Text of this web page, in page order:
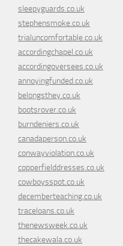
sleepyguards.co.uk
stephensmoke.co.uk
trialuncomfortable.co.uk
accordingchapel.co.uk
accordingoversees.co.uk
annoyingfunded.co.uk
belongsthey.co.uk
bootsrover.co.uk
burndeniers.co.uk
canadaperson.co.uk
conwayviolation.co.uk
copperfielddresses.co.uk
cowboysspot.co.uk
decemberteaching.co.uk
traceloans.co.uk
thenewsweek.co.uk
thecakewala.co.uk